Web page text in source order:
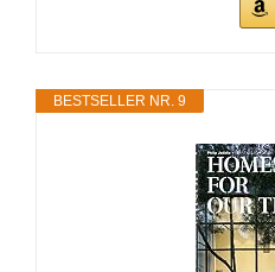
BESTSELLER NR. 9